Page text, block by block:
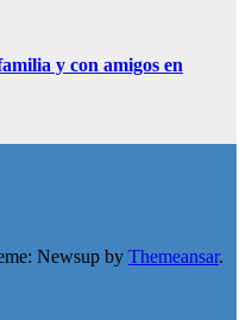
y con amigos en
Newsup by Themeansar.